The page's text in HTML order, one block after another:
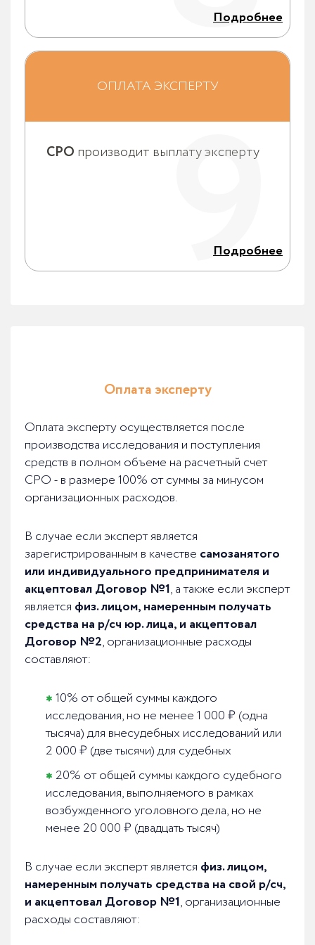
Подробнее
ОПЛАТА ЭКСПЕРТУ
Подробнее
неделю за все исследования, которые были им
СРО производит выплату эксперту
9
Оплата эксперту
Оплата эксперту осуществляется после
производства исследования и поступления
средств в полном объеме на расчетный счет
СРО - в размере 100% от суммы за минусом
организационных расходов.
В случае если эксперт является
зарегистрированным в качестве самозанятого
или индивидуального предпринимателя и
акцептовал Договор №1, а также если эксперт
является физ. лицом, намеренным получать
средства на р/сч юр. лица, и акцептовал
Договор №2, организационные расходы
составляют:
10% от общей суммы каждого
исследования, но не менее 1 000 ₽ (одна
тысяча) для внесудебных исследований или
2 000 ₽ (две тысячи) для судебных
20% от общей суммы каждого судебного
исследования, выполняемого в рамках
возбужденного уголовного дела, но не
менее 20 000 ₽ (двадцать тысяч)
В случае если эксперт является физ. лицом,
намеренным получать средства на свой р/сч,
и акцептовал Договор №1, организационные
расходы составляют: